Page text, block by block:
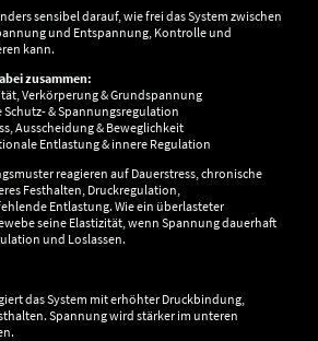
sensibel darauf, wie frei das System zwischen
und Entspannung, Kontrolle und
kann.
zusammen:
Verkörperung & Grundspannung
& Spannungsregulation
Ausscheidung & Beweglichkeit
Entlastung & innere Regulation
reagieren auf Dauerstress, chronische
Festhalten, Druckregulation,
Entlastung. Wie ein überlasteter
seine Elastizität, wenn Spannung dauerhaft
und Loslassen.
das System mit erhöhter Druckbindung,
Spannung wird stärker im unteren